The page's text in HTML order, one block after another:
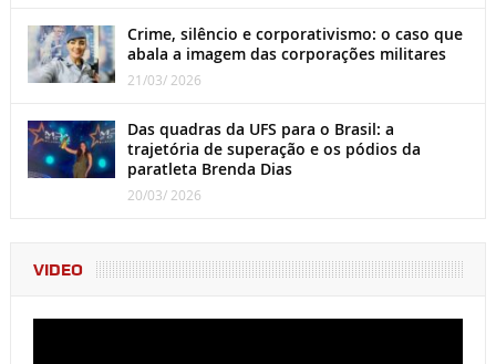
Crime, silêncio e corporativismo: o caso que
abala a imagem das corporações militares
21/03/ 2026
Das quadras da UFS para o Brasil: a
trajetória de superação e os pódios da
paratleta Brenda Dias
20/03/ 2026
VIDEO